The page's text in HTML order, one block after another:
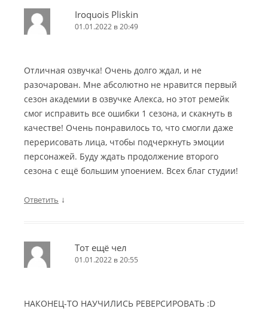
Iroquois Pliskin
01.01.2022 в 20:49
Отличная озвучка! Очень долго ждал, и не
разочарован. Мне абсолютно не нравится первый
сезон академии в озвучке Алекса, но этот ремейк
смог исправить все ошибки 1 сезона, и скакнуть в
качестве! Очень понравилось то, что смогли даже
перерисовать лица, чтобы подчеркнуть эмоции
персонажей. Буду ждать продолжение второго
сезона с ещё большим упоением. Всех благ студии!
Ответить ↓
Тот ещё чел
01.01.2022 в 20:55
НАКОНЕЦ-ТО НАУЧИЛИСЬ РЕВЕРСИРОВАТЬ :D